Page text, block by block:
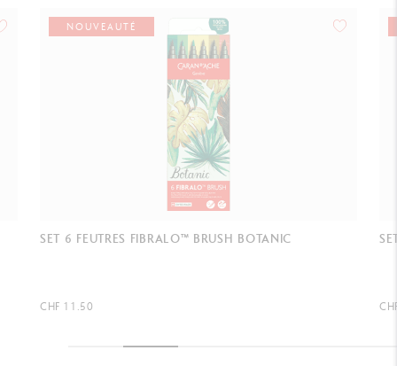
NOUVEAUTÉ
SET 6 FEUTRES FIBRALO™ BRUSH MANGA SHOJO
CHF 11.50